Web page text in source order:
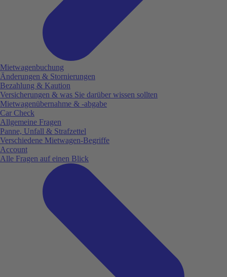
Mietwagenbuchung
Änderungen & Stornierungen
Bezahlung & Kaution
Versicherungen & was Sie darüber wissen sollten
Mietwagenübernahme & -abgabe
Car Check
Allgemeine Fragen
Panne, Unfall & Strafzettel
Verschiedene Mietwagen-Begriffe
Account
Alle Fragen auf einen Blick